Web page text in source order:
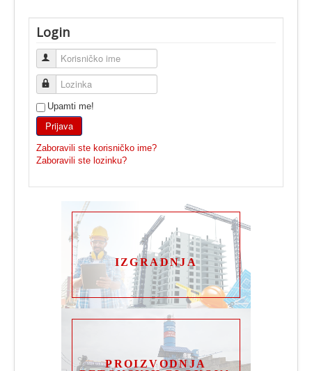
Login
Korisničko ime
Lozinka
Upamti me!
Prijava
Zaboravili ste korisničko ime?
Zaboravili ste lozinku?
IZGRADNJA
PROIZVODNJA